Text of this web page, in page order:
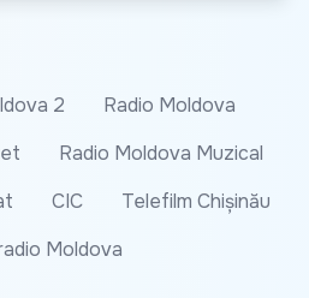
2
Radio Moldova
Radio Moldova Muzical
CIC
Telefilm Chișinău
Moldova